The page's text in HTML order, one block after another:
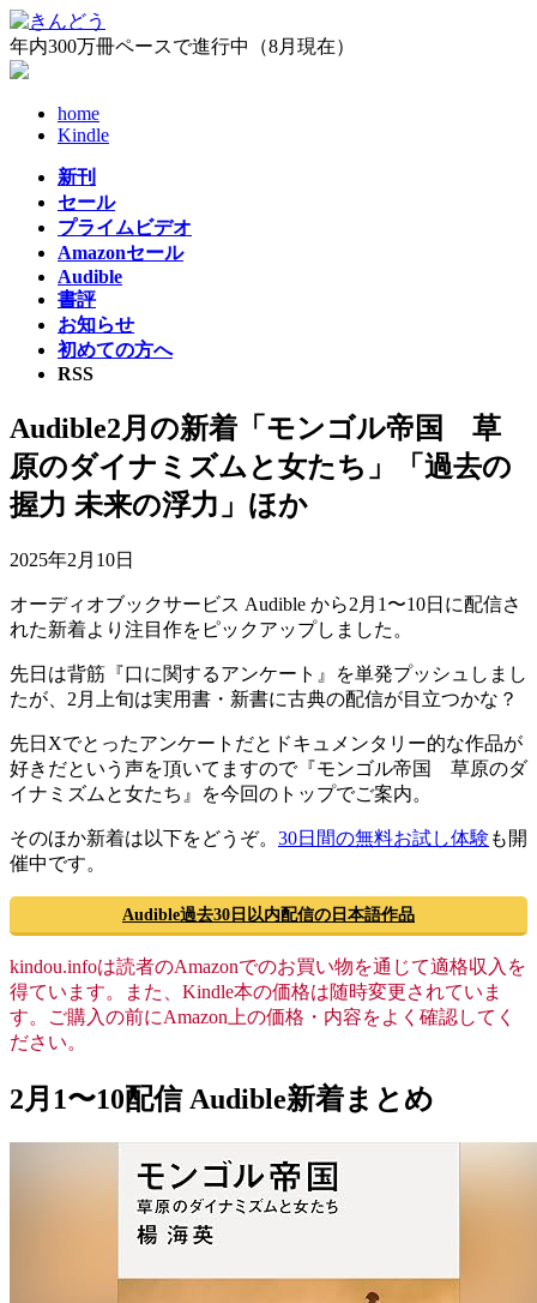
コ
ン
テ
ナ
ビ
ゲ
年内300万冊ペースで進行中（8月現在）
home
Kindle
新刊
セール
プライムビデオ
Amazonセール
Audible
書評
お知らせ
初めての方へ
RSS
Audible2月の新着「モンゴル帝国 草
原のダイナミズムと女たち」「過去の
握力 未来の浮力」ほか
2025年2月10日
オーディオブックサービス Audible から2月1〜10日に配信さ
れた新着より注目作をピックアップしました。
先日は背筋『口に関するアンケート』を単発プッシュしまし
たが、2月上旬は実用書・新書に古典の配信が目立つかな？
先日Xでとったアンケートだとドキュメンタリー的な作品が
好きだという声を頂いてますので『モンゴル帝国 草原のダ
イナミズムと女たち』を今回のトップでご案内。
そのほか新着は以下をどうぞ。 30日間の無料お試し体験 も開
催中です。
Audible過去30日以内配信の日本語作品
kindou.infoは読者のAmazonでのお買い物を通じて適格収入を
得ています。また、Kindle本の価格は随時変更されていま
す。ご購入の前にAmazon上の価格・内容をよく確認してく
ださい。
2月1〜10配信 Audible新着まとめ